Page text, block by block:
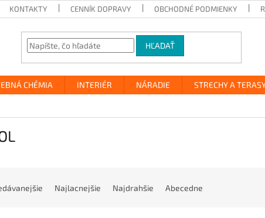
KONTAKTY CENNÍK DOPRAVY OBCHODNÉ PODMIENKY
HĽADAŤ
CHÉMIA INTERIÉR NÁRADIE STRECHY A
Najlacnejšie Najdrahšie Abecedne